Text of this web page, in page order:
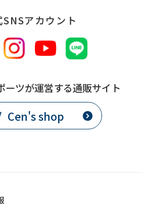
SNSアカウント
ーツが運営する通販サイト
Cen's shop